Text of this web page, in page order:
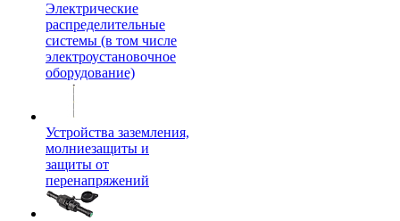
Электрические
распределительные
системы (в том числе
электроустановочное
оборудование)
Устройства заземления,
молниезащиты и
защиты от
перенапряжений